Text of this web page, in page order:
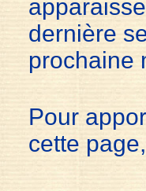
dernière
prochaine
Pour
cette